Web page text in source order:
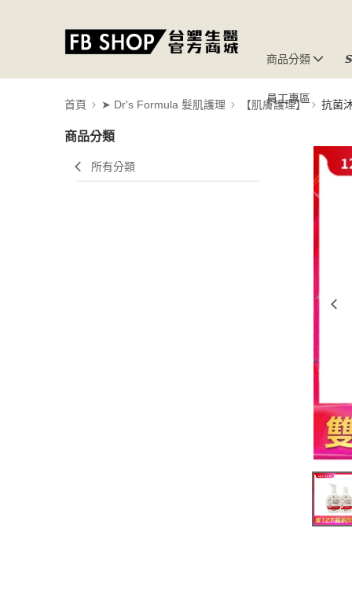
商品分類
員工專區
首頁 ➤ Dr's Formula 髮肌護理 【肌膚護理】 抗菌
商品分類
所有分類